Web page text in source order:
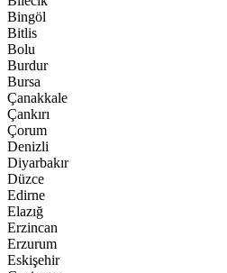
Bingöl
Bitlis
Bolu
Burdur
Bursa
Çanakkale
Çankırı
Çorum
Denizli
Diyarbakır
Düzce
Edirne
Elazığ
Erzincan
Erzurum
Eskişehir